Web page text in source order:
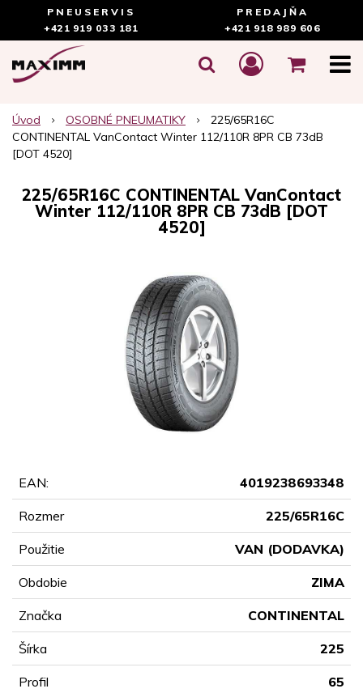
PNEUSERVIS
+421 919 033 181
PREDAJŇA
+421 918 989 606
Úvod OSOBNÉ PNEUMATIKY
225/65R16C
CONTINENTAL VanContact Winter 112/110R 8PR CB 73dB
[DOT 4520]
225/65R16C CONTINENTAL VanContact
Winter 112/110R 8PR CB 73dB [DOT
4520]
EAN: 4019238693348
Rozmer 225/65R16C
Použitie VAN (DODAVKA)
Obdobie ZIMA
Značka CONTINENTAL
Šírka 225
Profil 65